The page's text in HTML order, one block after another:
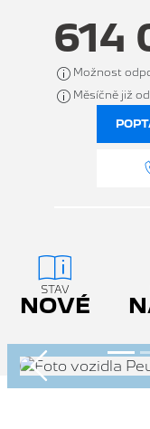
Předchozí
614
Možnost
Měsíčně již od
STAV
NOVÉ